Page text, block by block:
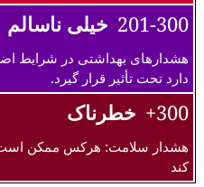
201-300 خیلی ناسالم
هشدارهای بهداشتی در شرایط
دارد تحت تأثیر قرار گیرد.
300+ خطرناک
هشدار سلامت: هرکس ممکن است
کند